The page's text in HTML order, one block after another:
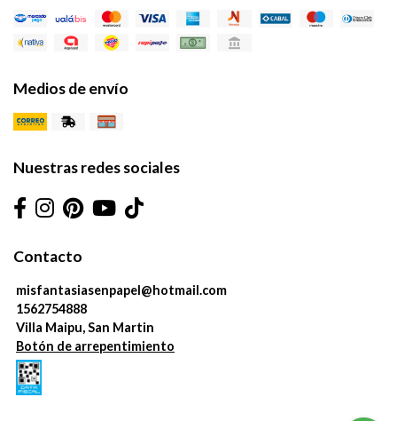
Medios de envío
Nuestras redes sociales
Contacto
misfantasiasenpapel@hotmail.com
1562754888
Villa Maipu, San Martin
Botón de arrepentimiento